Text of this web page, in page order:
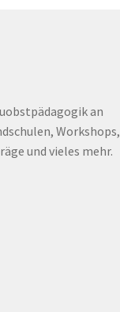
an
Workshops,
und vieles mehr.